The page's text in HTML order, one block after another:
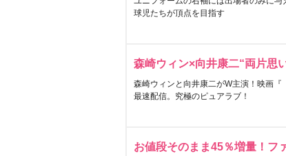
球児たちが頂点を目指す
森崎ウィン×向井康二“両片思
森崎ウィンと向井康二がW主演！映画
最速配信。究極のピュアラブ！
お値段そのまま45％増量！フ